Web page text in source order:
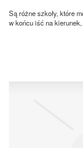
Są różne szkoły, które
w końcu iść na